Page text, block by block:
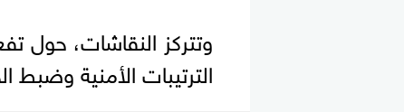
وتتركز النقاشات، حول
الترتيبات الأمنية وضبط